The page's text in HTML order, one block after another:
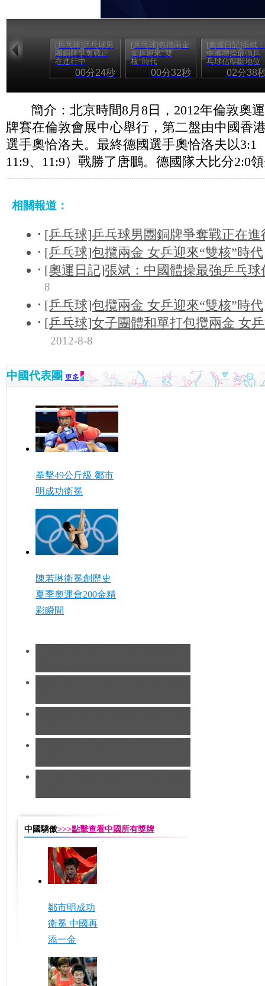
[乒乓球]乒乓球男
團銅牌爭奪戰正
在進行中
00分24秒
[乒乓球]包攬兩金
女乒迎來“雙
核”時代
00分32秒
[奧運日記]張斌：
中國體操最強乒
乓球佔壟斷地位
02分38
簡介：北京時間8月8日，2012年倫敦奧
牌賽在倫敦會展中心舉行，第二盤由中國香
選手奧恰洛夫。最終德國選手奧恰洛夫以3:1
11:9、11:9）戰勝了唐鵬。德國隊大比分2:0
相關報道：
[乒乓球]乒乓球男團銅牌爭奪戰正在進
[乒乓球]包攬兩金 女乒迎來“雙核”時代
[奧運日記]張斌：中國體操最強乒乓球
8
[乒乓球]包攬兩金 女乒迎來“雙核”時代
[乒乓球]女子團體和單打包攬兩金 女
2012-8-8
中國代表團 更多
拳擊49公斤級 鄒市
明成功衛冕
陳若琳衛冕創歷史
夏季奧運會200金精
彩瞬間
中國驕傲>>>點擊查看中國所有獎牌
鄒市明成功
衛冕 中國再
添一金